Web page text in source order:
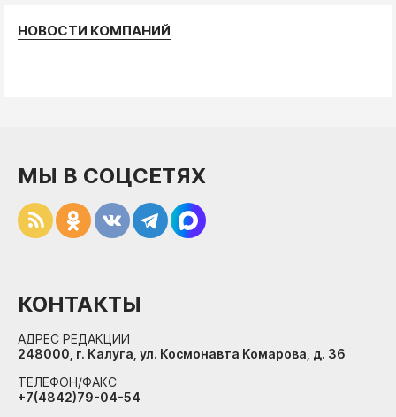
НОВОСТИ КОМПАНИЙ
МЫ В СОЦСЕТЯХ
КОНТАКТЫ
АДРЕС РЕДАКЦИИ
248000, г. Калуга, ул. Космонавта Комарова, д. 36
ТЕЛЕФОН/ФАКС
+7(4842)79-04-54